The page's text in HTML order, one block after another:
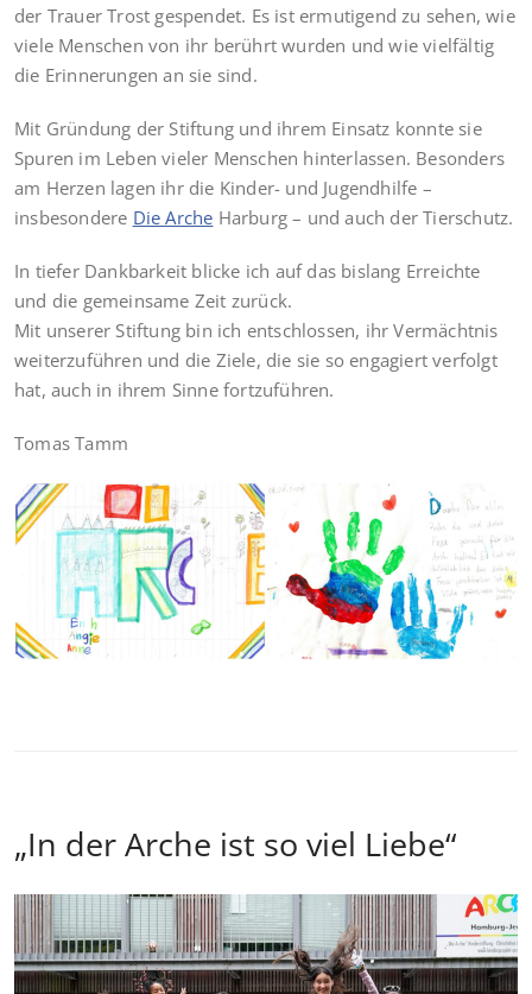
der Trauer Trost gespendet. Es ist ermutigend zu sehen, wie
viele Menschen von ihr berührt wurden und wie vielfältig
die Erinnerungen an sie sind.
Mit Gründung der Stiftung und ihrem Einsatz konnte sie
Spuren im Leben vieler Menschen hinterlassen. Besonders
am Herzen lagen ihr die Kinder- und Jugendhilfe –
insbesondere Die Arche Harburg – und auch der Tierschutz.
In tiefer Dankbarkeit blicke ich auf das bislang Erreichte
und die gemeinsame Zeit zurück.
Mit unserer Stiftung bin ich entschlossen, ihr Vermächtnis
weiterzuführen und die Ziele, die sie so engagiert verfolgt
hat, auch in ihrem Sinne fortzuführen.
Tomas Tamm
„In der Arche ist so viel Liebe“